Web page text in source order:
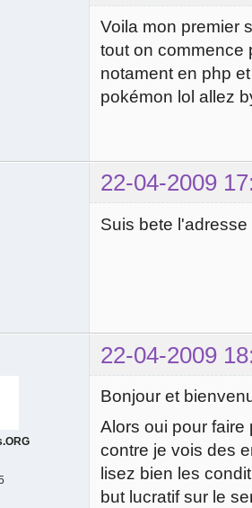
Voila mon premier
tout on commence
notament en php
pokémon lol allez
22-04-2009
Suis bete
22-04-2009
Bonjour et
Alors oui pour
contre je vois des
lisez bien les
but lucratif sur le